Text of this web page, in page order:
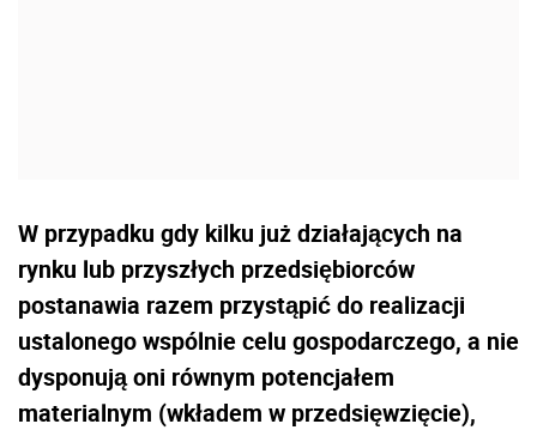
W przypadku gdy kilku już działających na
rynku lub przyszłych przedsiębiorców
postanawia razem przystąpić do realizacji
ustalonego wspólnie celu gospodarczego, a nie
dysponują oni równym potencjałem
materialnym (wkładem w przedsięwzięcie),